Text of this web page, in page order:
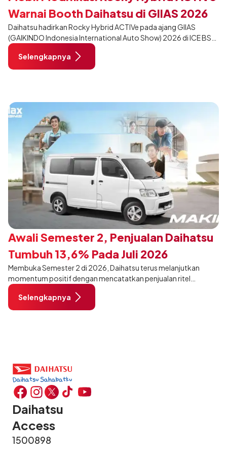
Warnai Booth Daihatsu di GIIAS 2026
Daihatsu hadirkan Rocky Hybrid ACTIVe pada ajang GIIAS
(GAIKINDO Indonesia International Auto Show) 2026 di ICE BSD
City, Tangerang. Terdapat 2 unit Rocky Hybrid yang
dimodifikasi untuk menghadirkan sarana inspirasi bagi
pengunjung mendukung gaya hidup yang aktif.
Selengkapnya
Awali Semester 2, Penjualan Daihatsu
Tumbuh 13,6% Pada Juli 2026
Membuka Semester 2 di 2026, Daihatsu terus melanjutkan
momentum positif dengan mencatatkan penjualan ritel
sebanyak 12.750 unit pada Juli 2026. Capaian tersebut tumbuh
13,6% dibandingkan periode yang sama tahun lalu sebanyak
11.220 unit, dan tetap stabil dibandingkan bulan Juni 2026 lalu.
Selengkapnya
Daihatsu
Access
1500898